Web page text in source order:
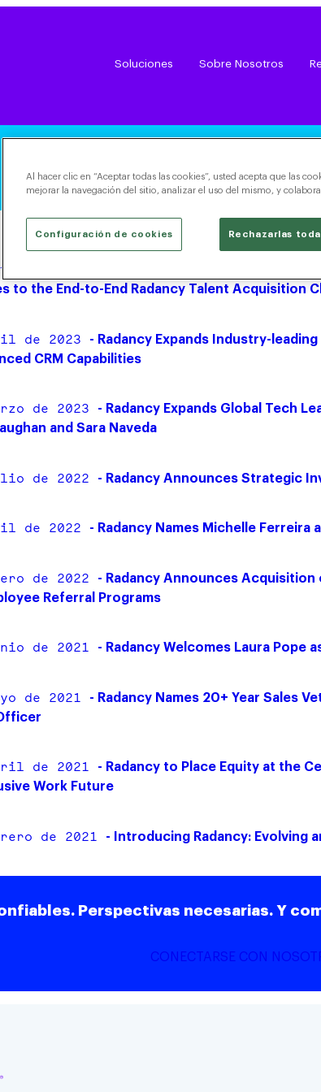
Soluciones Sobre Nosotros
Noticias |
de 2023
to the End-to-End Radancy Talent Acquisition
de 2023
- Radancy Expands Industry-
CRM Capabilities
de 2023
- Radancy Expands Global Tech
and Sara Naveda
de 2022 - Radancy Announces Strategic
de 2022 - Radancy Names Michelle Ferreira
de 2022
- Radancy Announces Acquisition
Referral Programs
de 2021 - Radancy Welcomes Laura Pope
de 2021
- Radancy Names 20+ Year Sales
de 2021
- Radancy to Place Equity at the
Work Future
de 2021 - Introducing Radancy: Evolving
Perspectivas necesarias. Y
CONECTARSE CON
Al hacer clic en “Aceptar todas las cookies”, usted acepta que las
mejorar la navegación del sitio, analizar el uso del mismo, y
Rechazarlas
Configuración de cookies